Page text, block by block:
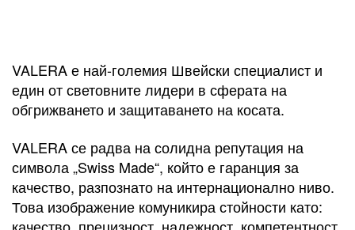
VALERA е най-големия Швейски специалист и
един от световните лидери в сферата на
обгрижването и защитаването на косата.
VALERA се радва на солидна репутация на
символа „Swiss Made“, който е гаранция за
качество, разпознато на интернационално ниво.
Това изображение комуникира стойности като:
качество, прецизност, надежност, компетентност,